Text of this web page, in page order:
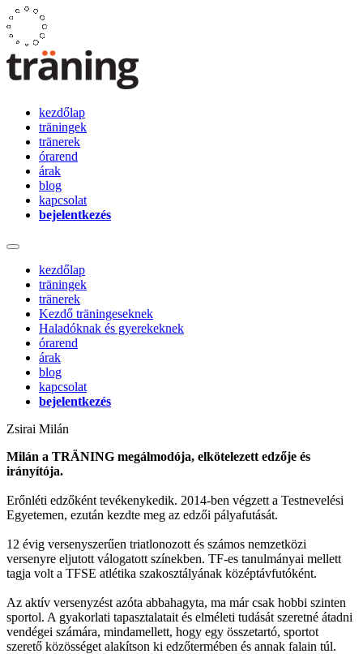
kezdőlap
träningek
tränerek
órarend
árak
blog
kapcsolat
bejelentkezés
kezdőlap
träningek
tränerek
Kezdő träningeseknek
Haladóknak és gyerekeknek
órarend
árak
blog
kapcsolat
bejelentkezés
Zsirai Milán
Milán a TRÄNING megálmodója, elkötelezett edzője és
irányítója.
Erőnléti edzőként tevékenykedik. 2014-ben végzett a Testnevelési
Egyetemen, ezután kezdte meg az edzői pályafutását.
12 évig versenyszerűen triatlonozott és számos nemzetközi
versenyre eljutott válogatott színekben. TF-es tanulmányai mellett
tagja volt a TFSE atlétika szakosztályának középtávfutóként.
Az aktív versenyzést azóta abbahagyta, ma már csak hobbi szinten
sportol. A gyakorlati tapasztalatait és elméleti tudását szeretné átadni
vendégei számára, mindamellett, hogy egy összetartó, sportot
szerető közösséget alakítson ki edzőtermében és annak falain túl.